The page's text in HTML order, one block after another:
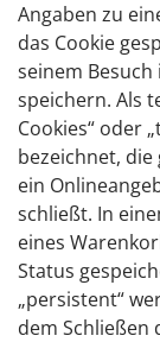
Angaben zu
das Cookie
seinem
speichern. Als
Cookies“ oder
bezeichnet,
ein
schließt. In
eines
Status
„persistent“
dem Schließen